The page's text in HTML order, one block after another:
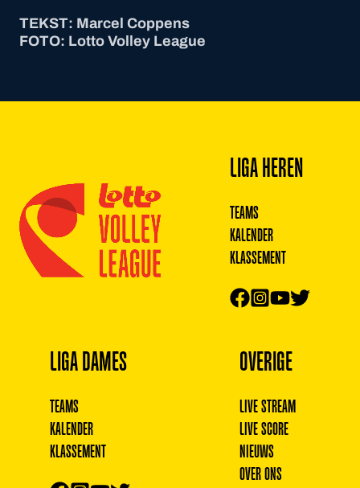
TEKST: Marcel Coppens
FOTO: Lotto Volley League
LIGA HEREN
TEAMS
KALENDER
KLASSEMENT
LIGA DAMES
TEAMS
KALENDER
KLASSEMENT
OVERIGE
LIVE STREAM
LIVE SCORE
NIEUWS
OVER ONS